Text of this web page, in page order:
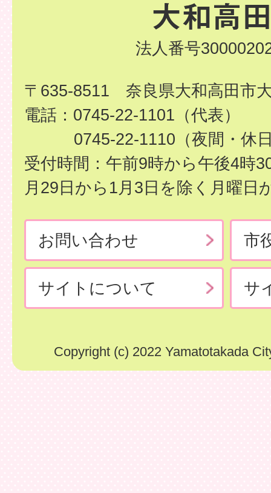
法人番号
〒635-8511 奈良県大和高田市
電話：0745-22-1101（代表）
0745-22-1110（夜間・休
受付時間：午前9時から午後4時
月29日から1月3日を除く月曜日
お問い合わせ 市
サイトについて サ
Copyright (c) 2022 Yamatotakada